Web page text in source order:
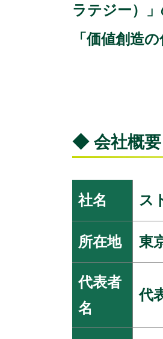
ラテジー）」
「価値創造
◆ 会社概要
社名 ス
所在地 東
代表者
名
代